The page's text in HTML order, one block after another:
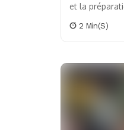
et la
2 Min(s)